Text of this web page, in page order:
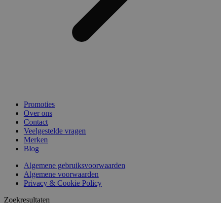
Promoties
Over ons
Contact
Veelgestelde vragen
Merken
Blog
Algemene gebruiksvoorwaarden
Algemene voorwaarden
Privacy & Cookie Policy
Zoekresultaten